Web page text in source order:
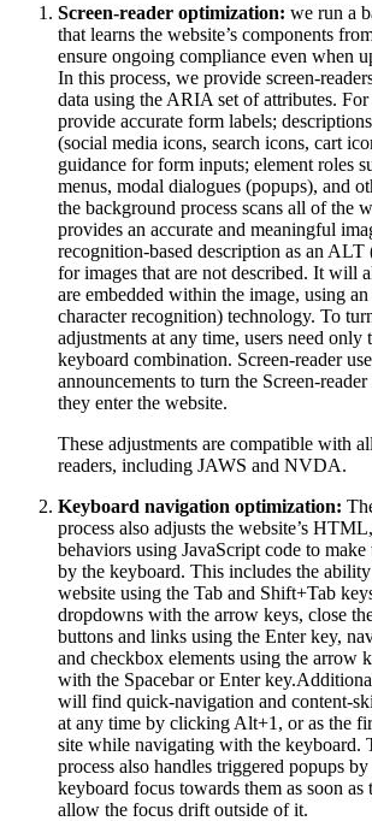
Screen-reader optimization: we run a
that learns the website’s components
ensure ongoing compliance even when
In this process, we provide screen-
data using the ARIA set of attributes.
provide accurate form labels;
(social media icons, search icons, cart
guidance for form inputs; element roles
menus, modal dialogues (popups), and
the background process scans all of the
provides an accurate and meaningful
recognition-based description as an ALT
for images that are not described. It will
are embedded within the image, using
character recognition) technology. To
adjustments at any time, users need only
keyboard combination. Screen-reader
announcements to turn the Screen-
they enter the website.
These adjustments are compatible with
readers, including JAWS and NVDA.
Keyboard navigation optimization:
process also adjusts the website’s
behaviors using JavaScript code to
by the keyboard. This includes the
website using the Tab and Shift+Tab
dropdowns with the arrow keys, close
buttons and links using the Enter key,
and checkbox elements using the arrow
with the Spacebar or Enter
will find quick-navigation and content-
at any time by clicking Alt+1, or as the
site while navigating with the keyboard.
process also handles triggered popups
keyboard focus towards them as soon as
allow the focus drift outside of it.